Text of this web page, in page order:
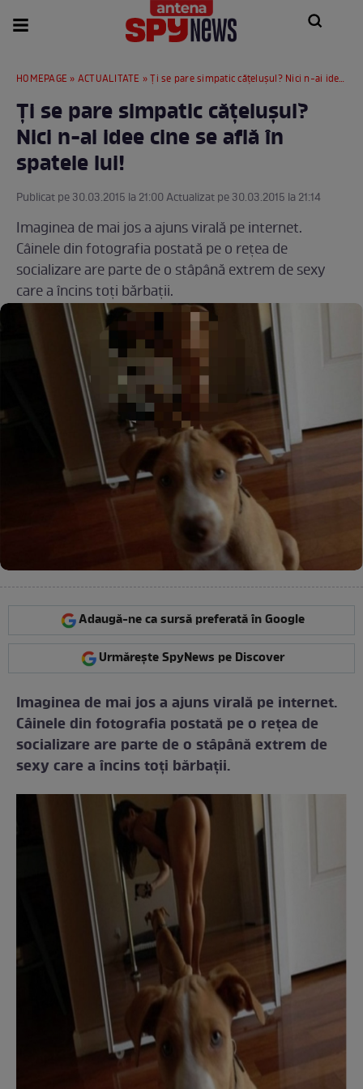
HOMEPAGE » ACTUALITATE » Ţi se pare simpatic căţeluşul? Nici n-ai idee cine se află în spatele lui!
Ţi se pare simpatic căţeluşul?
Nici n-ai idee cine se află în
spatele lui!
Publicat pe 30.03.2015 la 21:00 Actualizat pe 30.03.2015 la 21:14
Imaginea de mai jos a ajuns virală pe internet.
Câinele din fotografia postată pe o reţea de
socializare are parte de o stâpână extrem de sexy
care a încins toţi bărbaţii.
Adaugă-ne ca sursă preferată în Google
Urmărește SpyNews pe Discover
Imaginea de mai jos a ajuns virală pe internet.
Câinele din fotografia postată pe o reţea de
socializare are parte de o stâpână extrem de
sexy care a încins toţi bărbaţii.